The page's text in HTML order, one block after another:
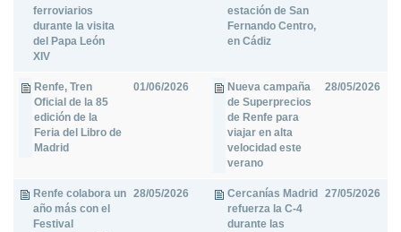
ferroviarios
durante la visita
del Papa León
XIV
estación de San
Fernando Centro,
en Cádiz
Renfe, Tren
Oficial de la 85
edición de la
Feria del Libro de
Madrid
01/06/2026
Nueva campaña
de Superprecios
de Renfe para
viajar en alta
velocidad este
verano
28/05/2026
Renfe colabora un
año más con el
Festival
28/05/2026
Cercanías Madrid
refuerza la C-4
durante las
27/05/2026